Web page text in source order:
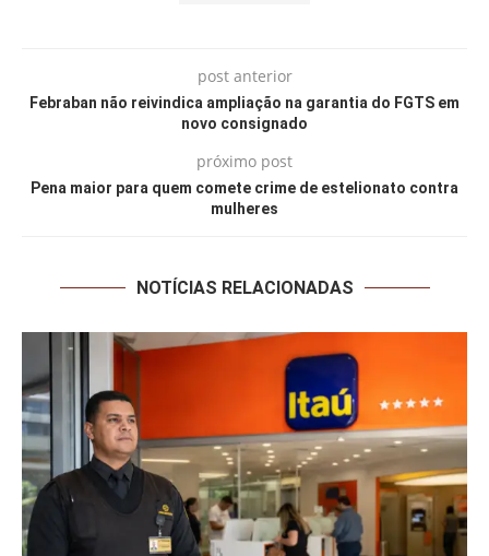
post anterior
Febraban não reivindica ampliação na garantia do FGTS em
novo consignado
próximo post
Pena maior para quem comete crime de estelionato contra
mulheres
NOTÍCIAS RELACIONADAS